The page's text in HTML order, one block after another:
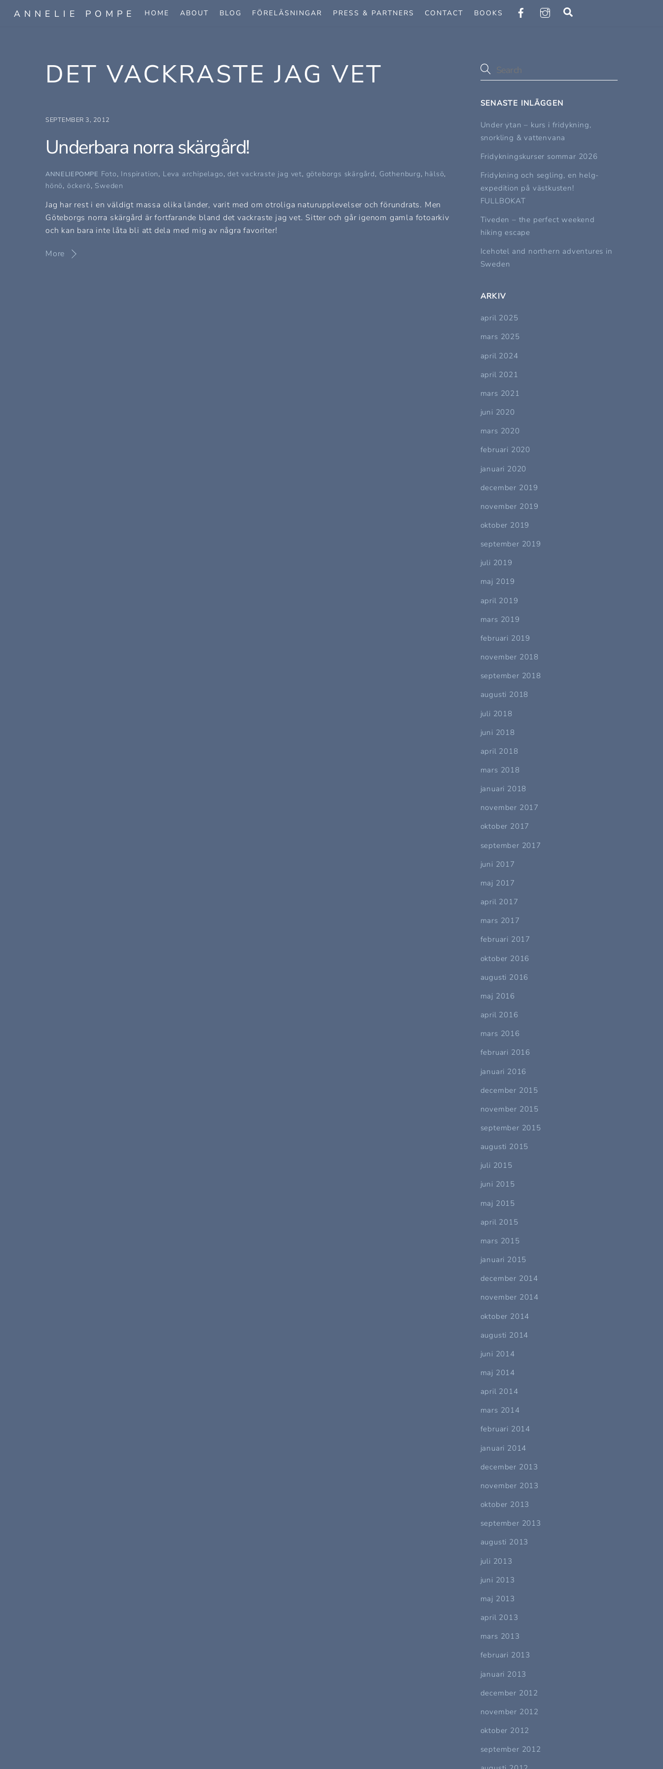
ANNELIE POMPE HOME ABOUT BLOG FÖRELÄSNINGAR PRESS & PARTNERS CONTACT BOOKS
DET VACKRASTE JAG VET
SEPTEMBER 3, 2012
Underbara norra skärgård!
ANNELIEPOMPE Foto, Inspiration, Leva archipelago,det vackraste jag vet, göteborgs skärgård, Gothenburg, hälsö,
hönö, öckerö, Sweden
Jag har rest i en väldigt massa olika länder, varit med om otroliga naturupplevelser och förundrats. Men
Göteborgs norra skärgård är fortfarande bland det vackraste jag vet. Sitter och går igenom gamla fotoarkiv
och kan bara inte låta bli att dela med mig av några favoriter!
More
SENASTE INLÄGGEN
Under ytan – kurs i fridykning,
snorkling & vattenvana
Fridykningskurser sommar 2026
Fridykning och segling, en helg-
expedition på västkusten!
FULLBOKAT
Tiveden – the perfect weekend
hiking escape
Icehotel and northern adventures in
Sweden
ARKIV
april 2025
mars 2025
april 2024
april 2021
mars 2021
juni 2020
mars 2020
februari 2020
januari 2020
december 2019
november 2019
oktober 2019
september 2019
juli 2019
maj 2019
april 2019
mars 2019
februari 2019
november 2018
september 2018
augusti 2018
juli 2018
juni 2018
april 2018
mars 2018
januari 2018
november 2017
oktober 2017
september 2017
juni 2017
maj 2017
april 2017
mars 2017
februari 2017
oktober 2016
augusti 2016
maj 2016
april 2016
mars 2016
februari 2016
januari 2016
december 2015
november 2015
september 2015
augusti 2015
juli 2015
juni 2015
maj 2015
april 2015
mars 2015
januari 2015
december 2014
november 2014
oktober 2014
augusti 2014
juni 2014
maj 2014
april 2014
mars 2014
februari 2014
januari 2014
december 2013
november 2013
oktober 2013
september 2013
augusti 2013
juli 2013
juni 2013
maj 2013
april 2013
mars 2013
februari 2013
januari 2013
december 2012
november 2012
oktober 2012
september 2012